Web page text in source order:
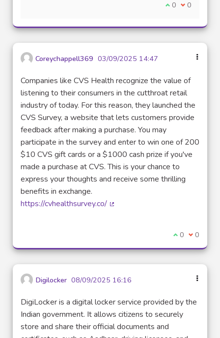
Je suis d'accord
0 Je ne suis
0
Coreychappell369 03/09/2025 14:47
Companies like CVS Health recognize the value of
listening to their consumers in the cutthroat retail
industry of today. For this reason, they launched the
CVS Survey, a website that lets customers provide
feedback after making a purchase. You may
participate in the survey and enter to win one of 200
$10 CVS gift cards or a $1000 cash prize if you've
made a purchase at CVS. This is your chance to
express your thoughts and receive some thrilling
benefits in exchange.
https://cvhealthsurvey.co/
Je suis
0 Je ne
0
Digilocker 08/09/2025 16:16
DigiLocker is a digital locker service provided by the
Indian government. It allows citizens to securely
store and share their official documents and